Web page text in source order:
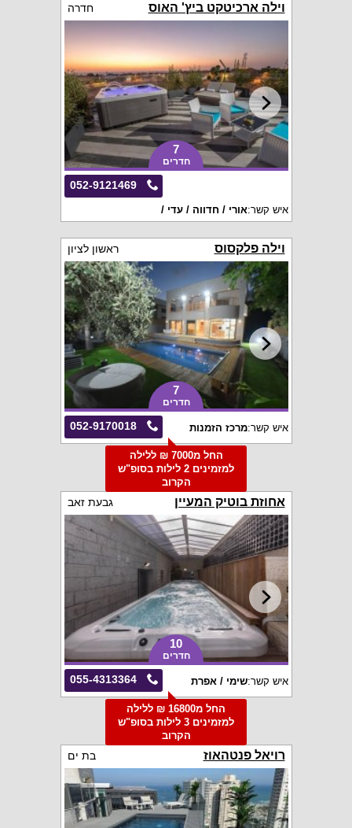
וילה ארכיטקט ביץ' האוס חדרה
7
חדרים
052-9121469
איש קשר:אורי / חדווה / עדי /
וילה פלקסוס ראשון לציון
7
חדרים
052-9170018 איש קשר:מרכז הזמנות
החל מ7000 ₪ ללילה
למזמינים 2 לילות בסופ"ש
הקרוב
אחוזת בוטיק המעיין גבעת זאב
10
חדרים
055-4313364 איש קשר:שימי / אפרת
החל מ16800 ₪ ללילה
למזמינים 3 לילות בסופ"ש
הקרוב
רויאל פנטהאוז בת ים